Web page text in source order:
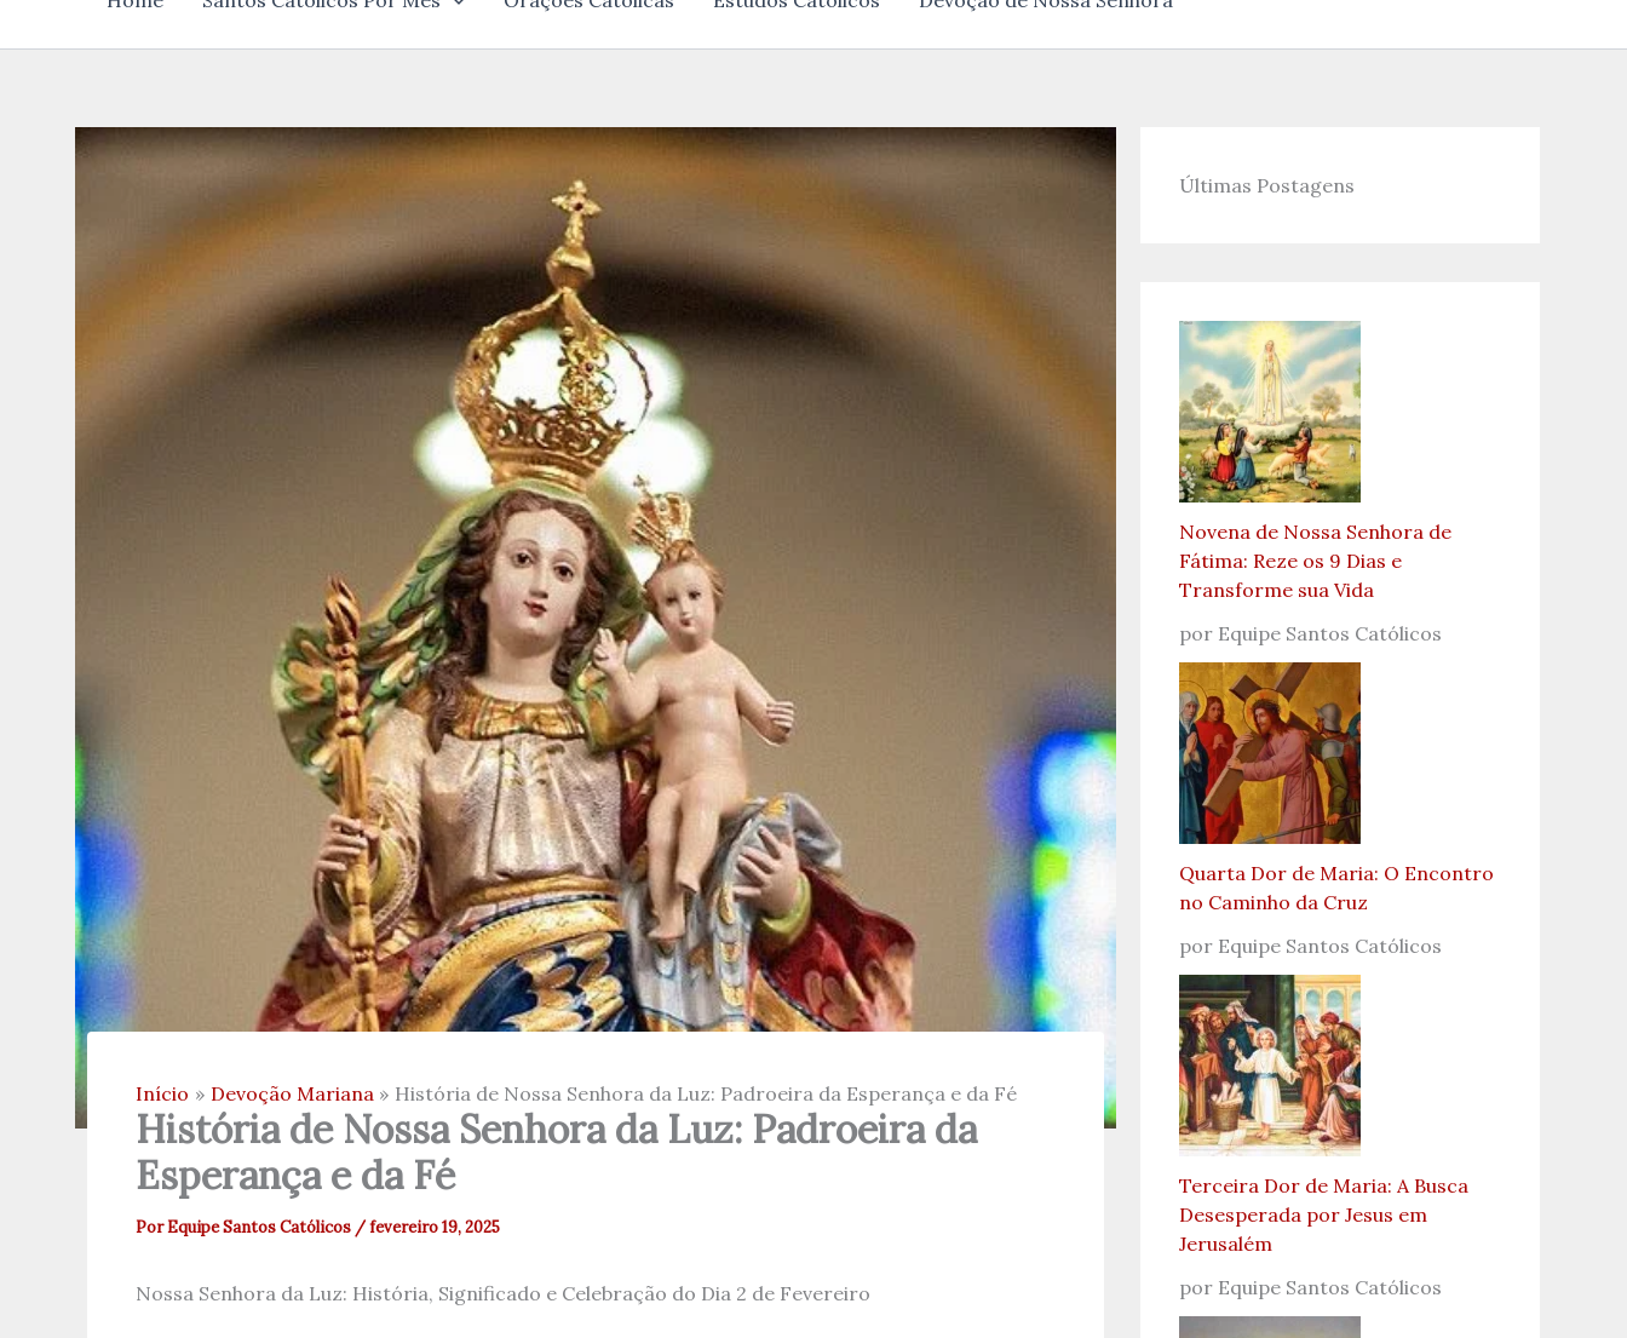
Início Devoção Mariana História de Nossa Senhora da Luz: Padroeira da Esperança e da Fé
História de Nossa Senhora da Luz: Padroeira da
Esperança e da Fé
PorEquipe Santos Católicos /fevereiro 19, 2025
Nossa Senhora da Luz: História, Significado e Celebração do Dia 2 de Fevereiro
Últimas Postagens
Novena de Nossa Senhora de
Fátima: Reze os 9 Dias e
Transforme sua Vida
por Equipe Santos Católicos
Quarta Dor de Maria: O Encontro
no Caminho da Cruz
por Equipe Santos Católicos
Terceira Dor de Maria: A Busca
Desesperada por Jesus em
Jerusalém
por Equipe Santos Católicos